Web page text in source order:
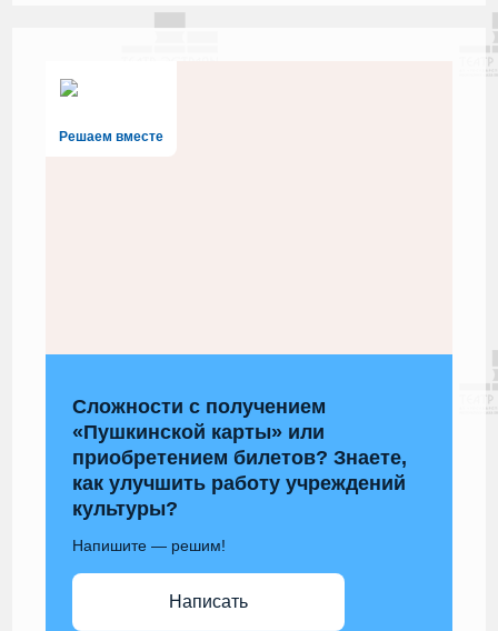
Решаем вместе
Сложности с получением
«Пушкинской карты» или
приобретением билетов? Знаете,
как улучшить работу учреждений
культуры?
Напишите — решим!
Написать